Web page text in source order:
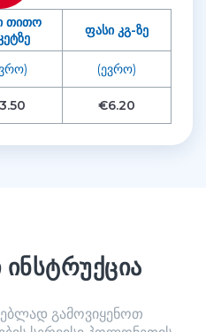
თითო
ფასი კგ-ზე
(ევრო)
€6.20
გამოვიყენოთ